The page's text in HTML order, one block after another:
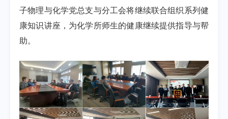
子物理与化学党总支与分工会将继续联合组织系列健
康知识讲座，为化学所师生的健康继续提供指导与帮
助。